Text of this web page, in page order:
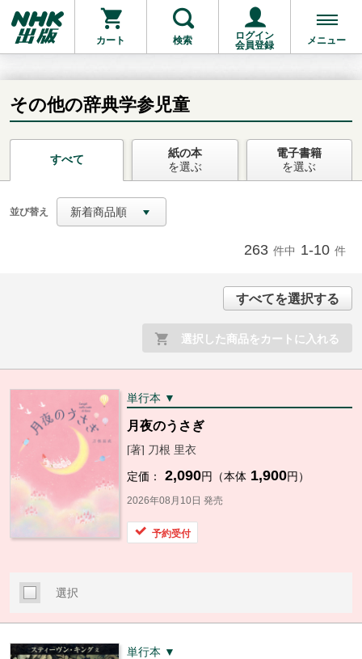
カート 検索
ログイン
会員登録
メニュー
お支払いに進む
他にも商品を買う
その他の辞典学参児童
すべて
紙の本
を選ぶ
電子書籍
を選ぶ
並び替え 新着商品順
263 件中 1-10 件
すべてを選択する
選択した商品をカートに入れる
単行本 ▼
月夜のうさぎ
[著] 刀根 里衣
定価： 2,090円（本体 1,900円）
2026年08月10日 発売
予約受付
選択
単行本 ▼